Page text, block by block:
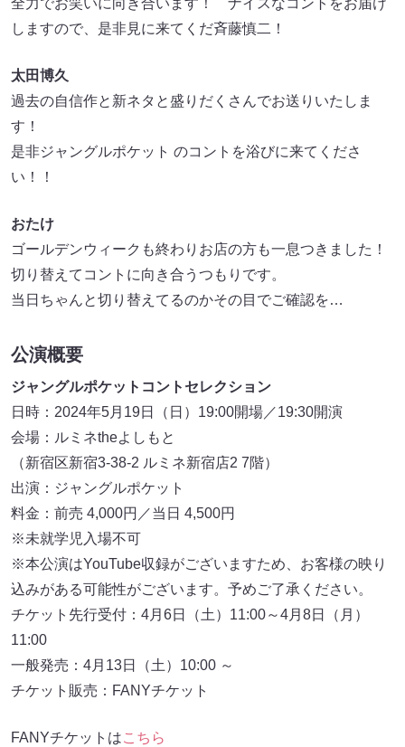
全力でお笑いに向き合います！ ナイスなコントをお届け
しますので、是非見に来てくだ斉藤慎二！
太田博久
過去の自信作と新ネタと盛りだくさんでお送りいたしま
す！
是非ジャングルポケット のコントを浴びに来てくださ
い！！
おたけ
ゴールデンウィークも終わりお店の方も一息つきました！
切り替えてコントに向き合うつもりです。
当日ちゃんと切り替えてるのかその目でご確認を…
公演概要
ジャングルポケットコントセレクション
日時：2024年5月19日（日）19:00開場／19:30開演
会場：ルミネtheよしもと
（新宿区新宿3-38-2 ルミネ新宿店2 7階）
出演：ジャングルポケット
料金：前売 4,000円／当日 4,500円
※未就学児入場不可
※本公演はYouTube収録がございますため、お客様の映り
込みがある可能性がございます。予めご了承ください。
チケット先行受付：4月6日（土）11:00～4月8日（月）
11:00
一般発売：4月13日（土）10:00 ～
チケット販売：FANYチケット
FANYチケットはこちら